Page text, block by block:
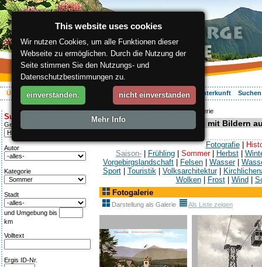
Über die Region Aktiv Erleben Entspannung Ihr Urlaub Unterkunft
Suche:
Genre
Autor
Kategorie
Stadt
und Umgebung bis
km
Volltext
Ergis ID-Nr.
ergis.cz>Über die Region> Fotogalerie
Foto- und Bildergalerie mit Bildern
Fotografie|
Saison-| Frühling| Sommer| Herbst|
Vorgebirgslandschaft
Felsen Wasser|
Sport| Touristik| Volksarchitektur|
Wolken| Frost| Wind
Fotogalerie
Darstellung als Galerie Als Liste zeigen
This website uses cookies
Wir nutzen Cookies, um alle Funktionen dieser
Webseite zu ermöglichen. Durch die Nutzung der
Seite stimmen Sie den Nutzungs- und
Datenschutzbestimmungen zu.
einverstanden. nicht einverstanden
Mehr Info